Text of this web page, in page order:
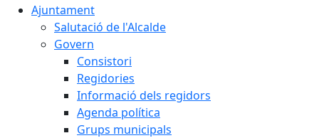
Ajuntament
Salutació de l'Alcalde
Govern
Consistori
Regidories
Informació dels regidors
Agenda política
Grups municipals